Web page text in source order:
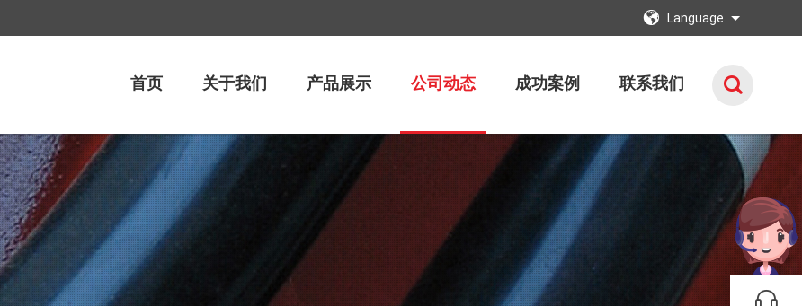
Language
首页 关于我们 产品展示 公司动态 成功案例 联系我们